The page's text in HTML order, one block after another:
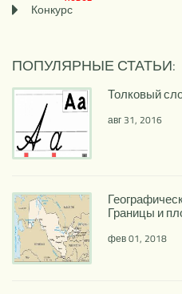
Конкурс
ПОПУЛЯРНЫЕ СТАТЬИ:
Толковый
авг 31, 2016
Границы и
фев 01, 2018